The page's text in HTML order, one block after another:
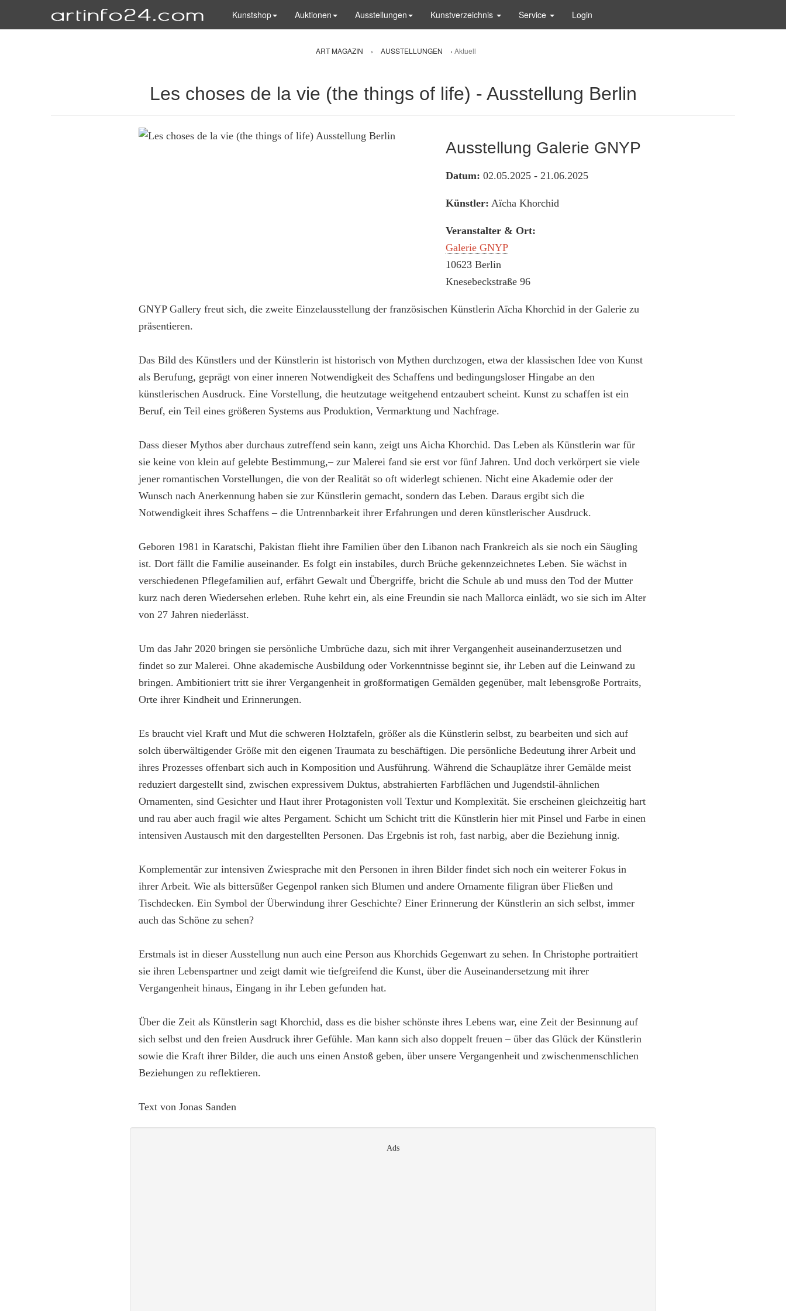
Kunstshop Auktionen Ausstellungen Kunstverzeichnis Service Login
ART MAGAZIN › AUSSTELLUNGEN › Aktuell
Les choses de la vie (the things of life) - Ausstellung Berlin
Ausstellung Galerie GNYP
Datum: 02.05.2025 - 21.06.2025
Künstler: Aïcha Khorchid
Veranstalter & Ort:
Galerie GNYP
10623 Berlin
Knesebeckstraße 96
GNYP Gallery freut sich, die zweite Einzelausstellung der französischen Künstlerin Aïcha Khorchid in der Galerie zu
präsentieren.
Das Bild des Künstlers und der Künstlerin ist historisch von Mythen durchzogen, etwa der klassischen Idee von Kunst
als Berufung, geprägt von einer inneren Notwendigkeit des Schaffens und bedingungsloser Hingabe an den
künstlerischen Ausdruck. Eine Vorstellung, die heutzutage weitgehend entzaubert scheint. Kunst zu schaffen ist ein
Beruf, ein Teil eines größeren Systems aus Produktion, Vermarktung und Nachfrage.
Dass dieser Mythos aber durchaus zutreffend sein kann, zeigt uns Aicha Khorchid. Das Leben als Künstlerin war für
sie keine von klein auf gelebte Bestimmung,– zur Malerei fand sie erst vor fünf Jahren. Und doch verkörpert sie viele
jener romantischen Vorstellungen, die von der Realität so oft widerlegt schienen. Nicht eine Akademie oder der
Wunsch nach Anerkennung haben sie zur Künstlerin gemacht, sondern das Leben. Daraus ergibt sich die
Notwendigkeit ihres Schaffens – die Untrennbarkeit ihrer Erfahrungen und deren künstlerischer Ausdruck.
Geboren 1981 in Karatschi, Pakistan flieht ihre Familien über den Libanon nach Frankreich als sie noch ein Säugling
ist. Dort fällt die Familie auseinander. Es folgt ein instabiles, durch Brüche gekennzeichnetes Leben. Sie wächst in
verschiedenen Pflegefamilien auf, erfährt Gewalt und Übergriffe, bricht die Schule ab und muss den Tod der Mutter
kurz nach deren Wiedersehen erleben. Ruhe kehrt ein, als eine Freundin sie nach Mallorca einlädt, wo sie sich im Alter
von 27 Jahren niederlässt.
Um das Jahr 2020 bringen sie persönliche Umbrüche dazu, sich mit ihrer Vergangenheit auseinanderzusetzen und
findet so zur Malerei. Ohne akademische Ausbildung oder Vorkenntnisse beginnt sie, ihr Leben auf die Leinwand zu
bringen. Ambitioniert tritt sie ihrer Vergangenheit in großformatigen Gemälden gegenüber, malt lebensgroße Portraits,
Orte ihrer Kindheit und Erinnerungen.
Es braucht viel Kraft und Mut die schweren Holztafeln, größer als die Künstlerin selbst, zu bearbeiten und sich auf
solch überwältigender Größe mit den eigenen Traumata zu beschäftigen. Die persönliche Bedeutung ihrer Arbeit und
ihres Prozesses offenbart sich auch in Komposition und Ausführung. Während die Schauplätze ihrer Gemälde meist
reduziert dargestellt sind, zwischen expressivem Duktus, abstrahierten Farbflächen und Jugendstil-ähnlichen
Ornamenten, sind Gesichter und Haut ihrer Protagonisten voll Textur und Komplexität. Sie erscheinen gleichzeitig hart
und rau aber auch fragil wie altes Pergament. Schicht um Schicht tritt die Künstlerin hier mit Pinsel und Farbe in einen
intensiven Austausch mit den dargestellten Personen. Das Ergebnis ist roh, fast narbig, aber die Beziehung innig.
Komplementär zur intensiven Zwiesprache mit den Personen in ihren Bilder findet sich noch ein weiterer Fokus in
ihrer Arbeit. Wie als bittersüßer Gegenpol ranken sich Blumen und andere Ornamente filigran über Fließen und
Tischdecken. Ein Symbol der Überwindung ihrer Geschichte? Einer Erinnerung der Künstlerin an sich selbst, immer
auch das Schöne zu sehen?
Erstmals ist in dieser Ausstellung nun auch eine Person aus Khorchids Gegenwart zu sehen. In Christophe portraitiert
sie ihren Lebenspartner und zeigt damit wie tiefgreifend die Kunst, über die Auseinandersetzung mit ihrer
Vergangenheit hinaus, Eingang in ihr Leben gefunden hat.
Über die Zeit als Künstlerin sagt Khorchid, dass es die bisher schönste ihres Lebens war, eine Zeit der Besinnung auf
sich selbst und den freien Ausdruck ihrer Gefühle. Man kann sich also doppelt freuen – über das Glück der Künstlerin
sowie die Kraft ihrer Bilder, die auch uns einen Anstoß geben, über unsere Vergangenheit und zwischenmenschlichen
Beziehungen zu reflektieren.
Text von Jonas Sanden
Ads